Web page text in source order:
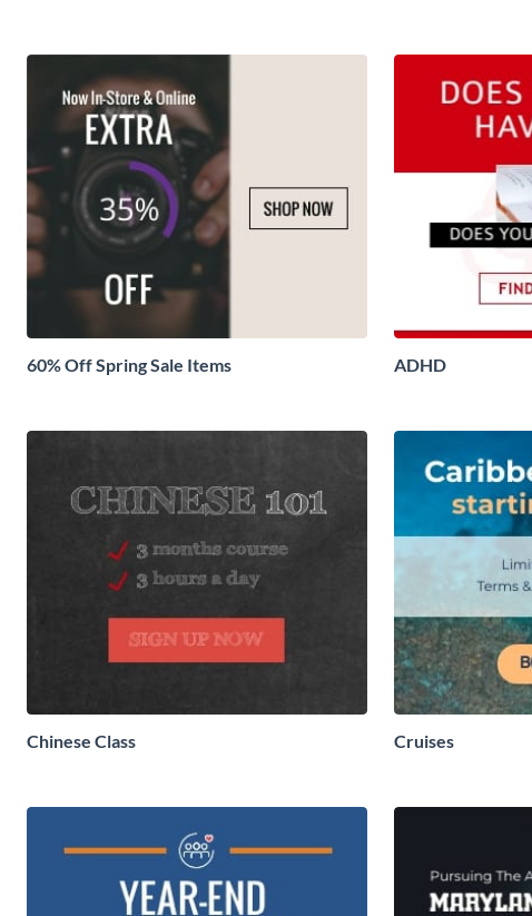
60% Off Spring Sale Items ADHD
Chinese Class Cruises